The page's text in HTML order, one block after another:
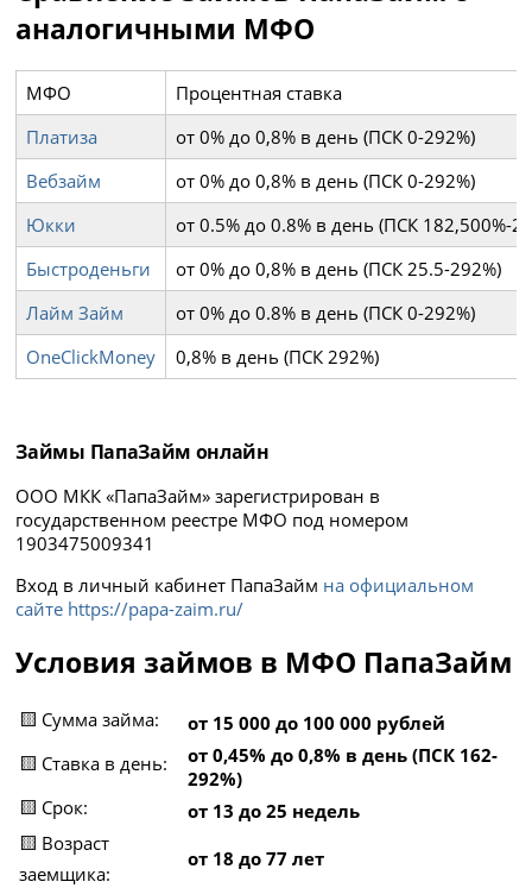
аналогичными МФО
МФО
Процентная ставка
Платиза
от 0% до 0,8% в день (ПСК 0-292%)
Вебзайм
от 0% до 0,8% в день (ПСК 0-292%)
Юкки
от 0.5% до 0.8% в день (ПСК 182,500%-
Быстроденьги
от 0% до 0,8% в день (ПСК 25.5-292%)
Лайм Займ
от 0% до 0.8% в день (ПСК 0-292%)
OneClickMoney
0,8% в день (ПСК 292%)
Займы ПапаЗайм онлайн
ООО МКК «ПапаЗайм» зарегистрирован в
государственном реестре МФО под номером
1903475009341
Вход в личный кабинет ПапаЗайм на официальном
сайте https://papa-zaim.ru/
Условия займов в МФО ПапаЗайм
🟨 Сумма займа:
от 15 000 до 100 000 рублей
🟨 Ставка в день:
от 0,45% до 0,8% в день (ПСК 162-
292%)
🟨 Срок:
от 13 до 25 недель
🟨 Возраст
заемщика:
от 18 до 77 лет